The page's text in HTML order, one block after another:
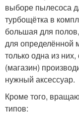
выборе пылесоса
турбощётка в
большая для
для определённой
только одна из
(магазин)
нужный аксессуар.
Кроме того,
типов: